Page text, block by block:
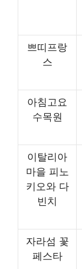
쁘띠프랑
스
아침고요
수목원
이탈리아
마을 피노
키오와 다
빈치
자라섬 꽃
페스타